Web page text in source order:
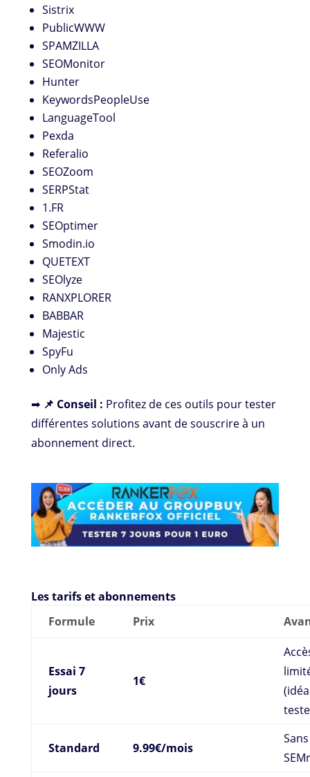
Sistrix
PublicWWW
SPAMZILLA
SEOMonitor
Hunter
KeywordsPeopleUse
LanguageTool
Pexda
Referalio
SEOZoom
SERPStat
1.FR
SEOptimer
Smodin.io
QUETEXT
SEOlyze
RANXPLORER
BABBAR
Majestic
SpyFu
Only Ads
➡ 📌 Conseil : Profitez de ces outils pour tester
différentes solutions avant de souscrire à un
abonnement direct.
Les tarifs et abonnements
Formule
Prix
Essai 7
jours
1€
Standard 9.99€/mois
Sans